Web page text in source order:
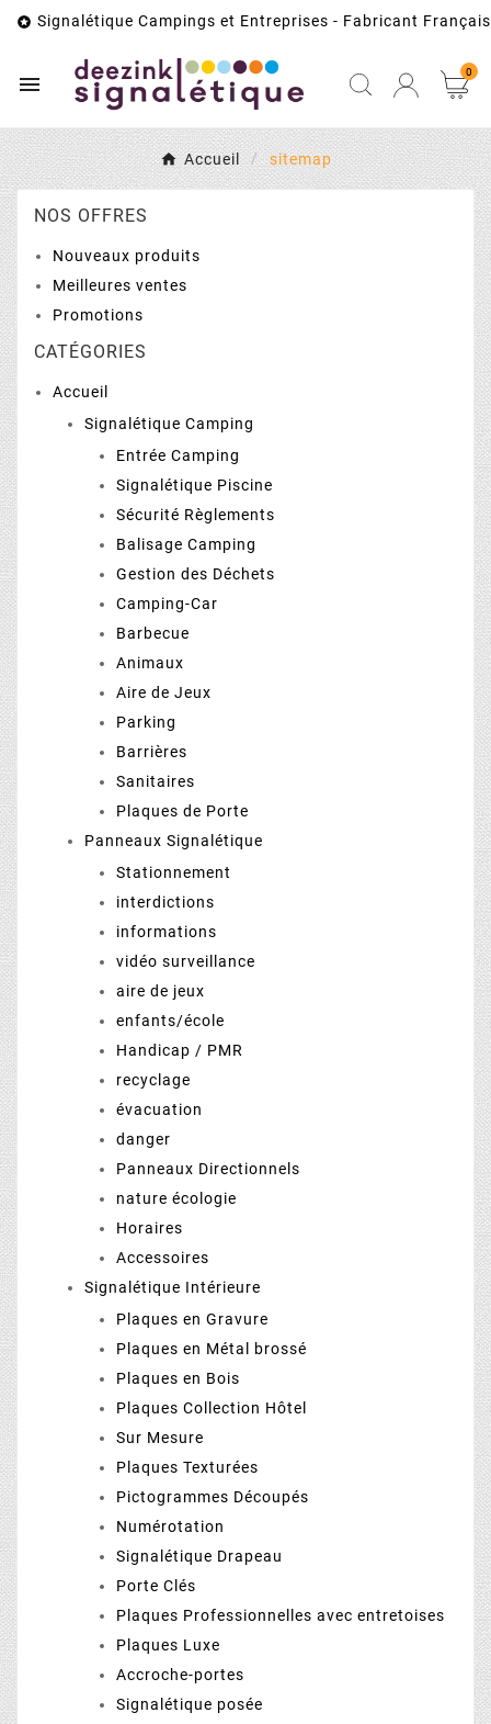
 Signalétique Campings et Entreprises - Fabricant Français
 0
Accueil sitemap
NOS OFFRES
Nouveaux produits
Meilleures ventes
Promotions
CATÉGORIES
Accueil
Signalétique Camping
Entrée Camping
Signalétique Piscine
Sécurité Règlements
Balisage Camping
Gestion des Déchets
Camping-Car
Barbecue
Animaux
Aire de Jeux
Parking
Barrières
Sanitaires
Plaques de Porte
Panneaux Signalétique
Stationnement
interdictions
informations
vidéo surveillance
aire de jeux
enfants/école
Handicap / PMR
recyclage
évacuation
danger
Panneaux Directionnels
nature écologie
Horaires
Accessoires
Signalétique Intérieure
Plaques en Gravure
Plaques en Métal brossé
Plaques en Bois
Plaques Collection Hôtel
Sur Mesure
Plaques Texturées
Pictogrammes Découpés
Numérotation
Signalétique Drapeau
Porte Clés
Plaques Professionnelles avec entretoises
Plaques Luxe
Accroche-portes
Signalétique posée